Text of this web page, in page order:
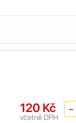
120 Kč
včetně DPH